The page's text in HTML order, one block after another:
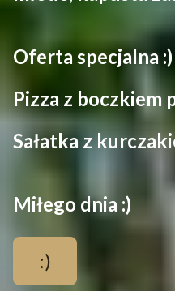
Oferta specjalna :)
Pizza z boczkiem
Sałatka z
Miłego dnia :)
:)